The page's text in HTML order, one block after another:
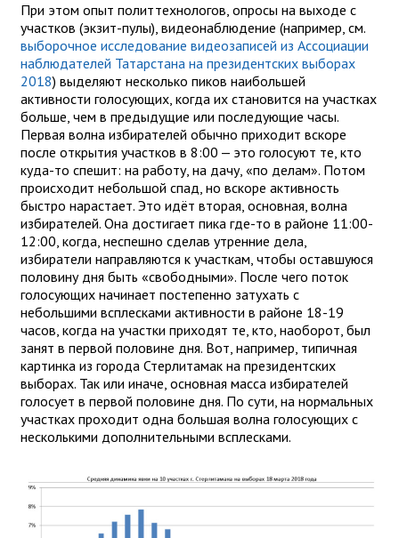
При этом опыт политтехнологов, опросы на выходе с
участков (экзит-пулы), видеонаблюдение (например, см.
выборочное исследование видеозаписей из Ассоциации
наблюдателей Татарстана на президентских выборах
2018) выделяют несколько пиков наибольшей
активности голосующих, когда их становится на участках
больше, чем в предыдущие или последующие часы.
Первая волна избирателей обычно приходит вскоре
после открытия участков в 8:00 — это голосуют те, кто
куда-то спешит: на работу, на дачу, «по делам». Потом
происходит небольшой спад, но вскоре активность
быстро нарастает. Это идёт вторая, основная, волна
избирателей. Она достигает пика где-то в районе 11:00-
12:00, когда, неспешно сделав утренние дела,
избиратели направляются к участкам, чтобы оставшуюся
половину дня быть «свободными». После чего поток
голосующих начинает постепенно затухать с
небольшими всплесками активности в районе 18-19
часов, когда на участки приходят те, кто, наоборот, был
занят в первой половине дня. Вот, например, типичная
картинка из города Стерлитамак на президентских
выборах. Так или иначе, основная масса избирателей
голосует в первой половине дня. По сути, на нормальных
участках проходит одна большая волна голосующих с
несколькими дополнительными всплесками.